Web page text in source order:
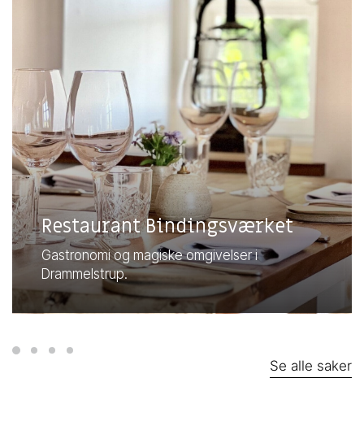
Restaurant Bindingsværket
Gastronomi og magiske omgivelser i
Drammelstrup.
Se alle saker